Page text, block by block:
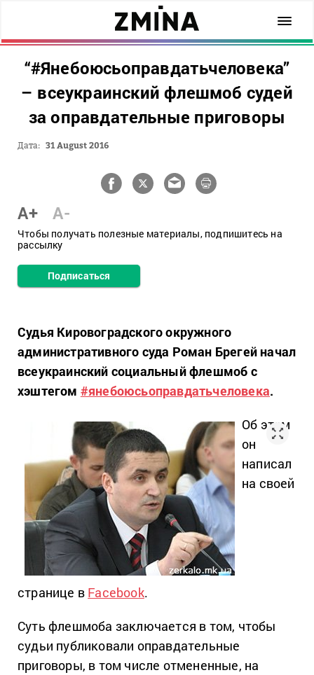
“#Янебоюсьоправдатьчеловека”
– всеукраинский флешмоб судей
за оправдательные приговоры
Дата: 31 August 2016
A+ A-
Чтобы получать полезные материалы, подпишитесь на
рассылку
Подписаться
Судья Кировоградского окружного
административного суда Роман Брегей начал
всеукраинский социальный флешмоб с
хэштегом #янебоюсьоправдатьчеловека.
Об этом
он
написал
на своей
странице в Facebook.
Cуть флешмоба заключается в том, чтобы
судьи публиковали оправдательные
приговоры, в том числе отмененные, на